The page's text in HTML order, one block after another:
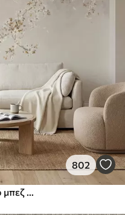
802
Κλαδιά με λευκά άνθη σε απαλό μπεζ φόντο